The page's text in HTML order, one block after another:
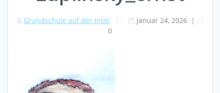
Grundschule auf der Insel Januar 24, 2026|
0